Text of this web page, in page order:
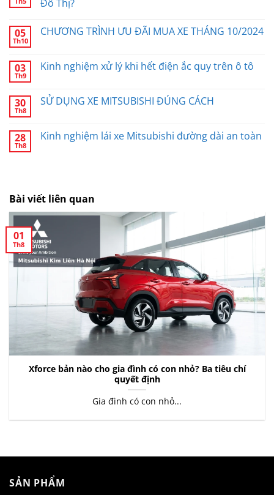
Đô Thị?
05
Th10
CHƯƠNG TRÌNH ƯU ĐÃI MUA XE THÁNG 10/2024
03
Th9
Kinh nghiệm xử lý khi hết điện ắc quy trên ô tô
30
Th8
SỬ DỤNG XE MITSUBISHI ĐÚNG CÁCH
28
Th8
Kinh nghiệm lái xe Mitsubishi đường dài an toàn
Bài viết liên quan
Xforce bản nào cho gia đình có con nhỏ? Ba tiêu chí
quyết định
Gia đình có con nhỏ...
01
Th8
SẢN PHẨM